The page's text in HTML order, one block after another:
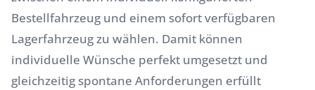
Bestellfahrzeug und einem sofort verfügbaren
Lagerfahrzeug zu wählen. Damit können
individuelle Wünsche perfekt umgesetzt und
gleichzeitig spontane Anforderungen erfüllt